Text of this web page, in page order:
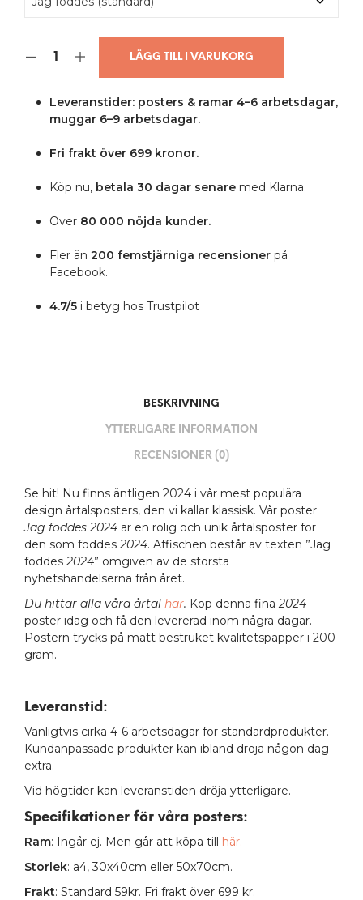
LÄGG TILL I VARUKORG
Leveranstider: posters & ramar 4–6 arbetsdagar,
muggar 6–9 arbetsdagar.
Fri frakt över 699 kronor.
Köp nu,betala 30 dagar senaremed Klarna.
Över 80 000 nöjda kunder.
Fler än 200 femstjärniga recensionerpå
Facebook.
4.7/5i betyg hos Trustpilot
BESKRIVNING
YTTERLIGARE INFORMATION
RECENSIONER (0)
Se hit! Nu finns äntligen 2024 i vår mest populära
design årtalsposters, den vi kallar klassisk. Vår poster
Jag föddes 2024 är en rolig och unik årtalsposter för
den som föddes 2024. Affischen består av texten ”Jag
föddes 2024” omgiven av de största
nyhetshändelserna från året.
Du hittar alla våra årtal här. Köp denna fina 2024-
poster idag och få den levererad inom några dagar.
Postern trycks på matt bestruket kvalitetspapper i 200
gram.
Leveranstid:
Vanligtvis cirka 4-6 arbetsdagar för standardprodukter.
Kundanpassade produkter kan ibland dröja någon dag
extra.
Vid högtider kan leveranstiden dröja ytterligare.
Specifikationer för våra posters:
Ram: Ingår ej. Men går att köpa till här.
Storlek: a4, 30x40cm eller 50x70cm.
Frakt: Standard 59kr. Fri frakt över 699 kr.